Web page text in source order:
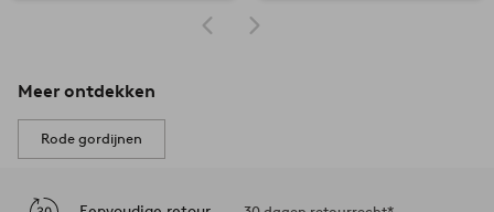
Meer ontdekken
Rode gordijnen